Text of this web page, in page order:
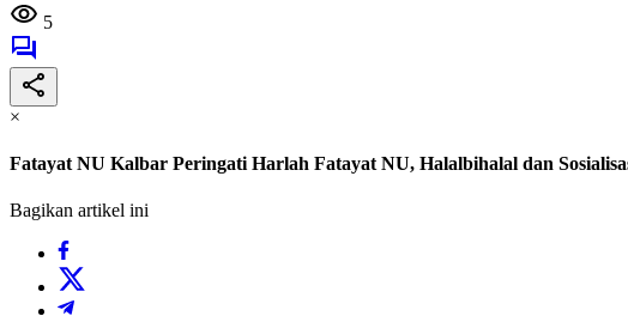
5
×
Fatayat NU Kalbar Peringati Harlah Fatayat NU, Halalbihalal dan
Bagikan artikel ini